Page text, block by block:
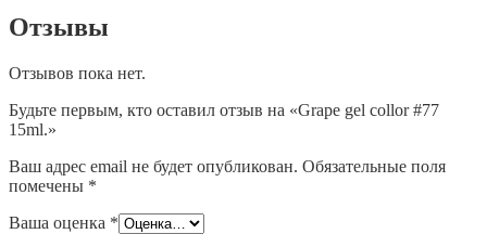
Отзывы
Отзывов пока нет.
Будьте первым, кто оставил отзыв на «Grape gel collor #77
15ml.»
Ваш адрес email не будет опубликован. Обязательные поля
помечены *
Ваша оценка *